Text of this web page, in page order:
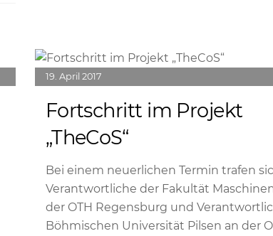
Link
19 April 2017
Fortschritt im Projekt
„TheCoS“
Bei einem neuerlichen Termin trafen
Verantwortliche der Fakultät
der OTH Regensburg und
Böhmischen Universität Pilsen an der